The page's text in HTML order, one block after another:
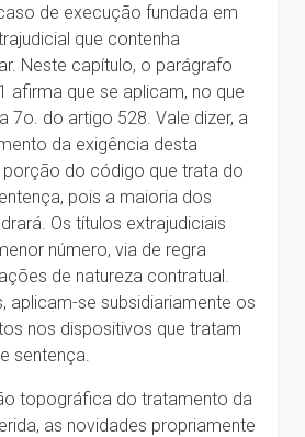
de execução fundada em
que contenha
Neste capítulo, o parágrafo
afirma que se aplicam, no que
7o. do artigo 528. Vale dizer, a
da exigência desta
do código que trata do
pois a maioria dos
Os títulos extrajudiciais
número, via de regra
de natureza contratual.
aplicam-se subsidiariamente os
nos dispositivos que tratam
sentença.
topográfica do tratamento da
as novidades propriamente